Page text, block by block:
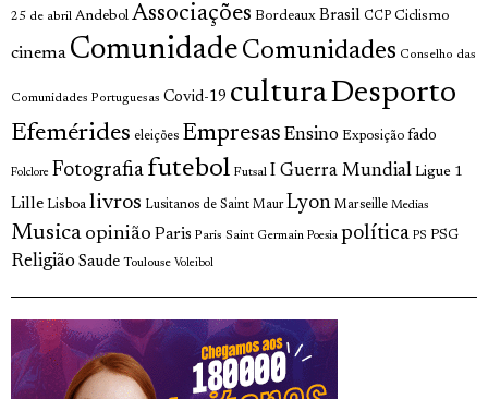
25 de abril Andebol Associações Bordeaux Brasil CCP Ciclismo
cinema Comunidade Comunidades Conselho das
Comunidades Portuguesas Covid-19 culturaDesporto
Efemérides eleições Empresas Ensino Exposição fado
Folclore Fotografia futebol Futsal I Guerra Mundial Ligue 1
Lille Lisboa livros Lusitanos de Saint Maur Lyon Marseille Medias
Musica opinião Paris Paris Saint Germain Poesia política PS PSG
Religião Saude Toulouse Voleibol